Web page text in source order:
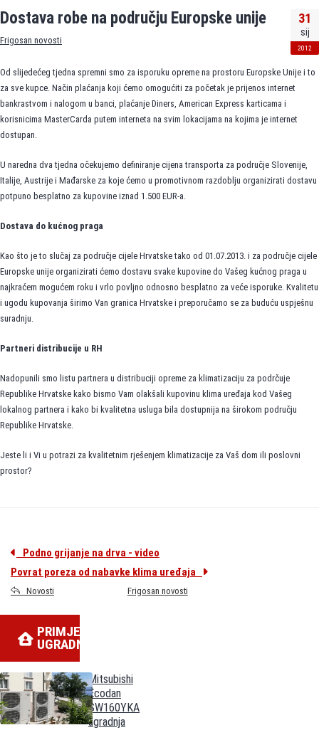
31
sij
2012
Dostava robe na području Europske unije
Frigosan novosti
Od slijedećeg tjedna spremni smo za isporuku opreme na prostoru Europske Unije i to
za sve kupce. Način plaćanja koji ćemo omogućiti za početak je prijenos internet
bankrastvom i nalogom u banci, plaćanje Diners, American Express karticama i
korisnicima MasterCarda putem interneta na svim lokacijama na kojima je internet
dostupan.
U naredna dva tjedna očekujemo definiranje cijena transporta za područje Slovenije,
Italije, Austrije i Mađarske za koje ćemo u promotivnom razdoblju organizirati dostavu
potpuno besplatno za kupovine iznad 1.500 EUR-a.
Dostava do kućnog praga
Kao što je to slučaj za područje cijele Hrvatske tako od 01.07.2013. i za područje cijele
Europske unije organizirati ćemo dostavu svake kupovine do Vašeg kućnog praga u
najkraćem mogućem roku i vrlo povljno odnosno besplatno za veće isporuke. Kvalitetu
i ugodu kupovanja širimo Van granica Hrvatske i preporučamo se za buduću uspješnu
suradnju.
Partneri distribucije u RH
Nadopunili smo listu partnera u distribuciji opreme za klimatizaciju za podrčuje
Republike Hrvatske kako bismo Vam olakšali kupovinu klima uređaja kod Vašeg
lokalnog partnera i kako bi kvalitetna usluga bila dostupnija na širokom području
Republike Hrvatske.
Jeste li i Vi u potrazi za kvalitetnim rješenjem klimatizacije za Vaš dom ili poslovni
prostor?
Podno grijanje na drva - video
Povrat poreza od nabavke klima uređaja
Novosti Frigosan novosti
PRIMJERI
UGRADNJE
Mitsubishi
Ecodan
SW160YKA
ugradnja